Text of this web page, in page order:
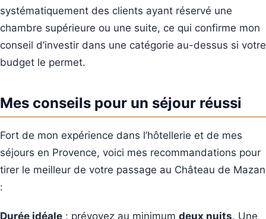
systématiquement des clients ayant réservé une
chambre supérieure ou une suite, ce qui confirme mon
conseil d’investir dans une catégorie au-dessus si votre
budget le permet.
Mes conseils pour un séjour réussi
Fort de mon expérience dans l’hôtellerie et de mes
séjours en Provence, voici mes recommandations pour
tirer le meilleur de votre passage au Château de Mazan
:
Durée idéale : prévoyez au minimum deux nuits. Une